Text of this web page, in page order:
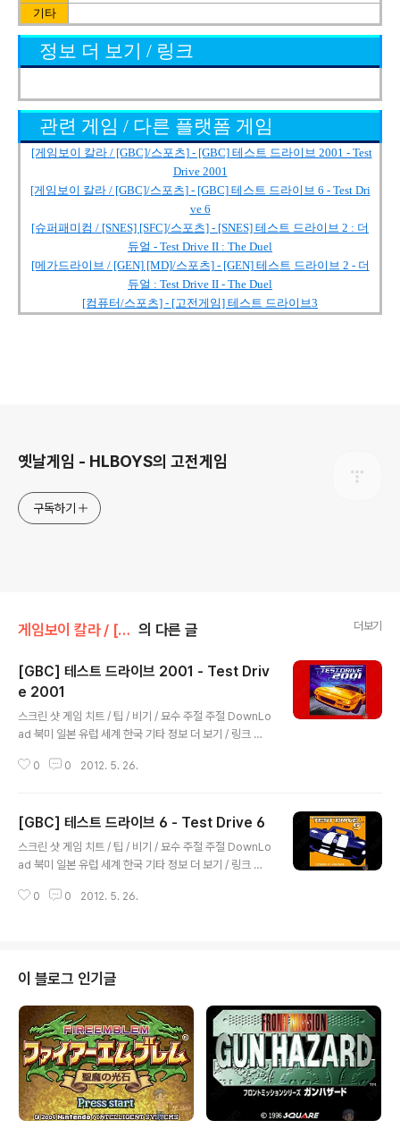
기타
정보 더 보기 / 링크
관련 게임 / 다른 플랫폼 게임
[게임보이 칼라 / [GBC]/스포츠] - [GBC] 테스트 드라이브 2001 - Test
Drive 2001
[게임보이 칼라 / [GBC]/스포츠] - [GBC] 테스트 드라이브 6 - Test Dri
ve 6
[슈퍼패미컴 / [SNES] [SFC]/스포츠] - [SNES] 테스트 드라이브 2 : 더
듀얼 - Test Drive II : The Duel
[메가드라이브 / [GEN] [MD]/스포츠] - [GEN] 테스트 드라이브 2 - 더
듀얼 : Test Drive II - The Duel
[컴퓨터/스포츠] - [고전게임] 테스트 드라이브3
옛날게임 - HLBOYS의 고전게임
구독하기
게임보이 칼라 / [GBC]/스포츠 의 다른 글 더보기
[GBC] 테스트 드라이브 2001 - Test Driv
e 2001
스크린 샷 게임 치트 / 팁 / 비기 / 묘수 주절 주절 DownLo
ad 북미 일본 유럽 세계 한국 기타 정보 더 보기 / 링크 관
츠] - [GBC] 테스트 드라이브 6 - Test Drive 6 [슈퍼패
브 / [GEN] [MD]/스포츠] - [GEN] 테스트 드라이브 2 -
더 듀얼 : Test Drive II - The Duel [컴퓨터/스포츠] -
[고전게임] 테스트 드라이브3
0 0 2012. 5. 26.
[GBC] 테스트 드라이브 6 - Test Drive 6
스크린 샷 게임 치트 / 팁 / 비기 / 묘수 주절 주절 DownLo
ad 북미 일본 유럽 세계 한국 기타 정보 더 보기 / 링크 관
스포츠] - [SNES] 테스트 드라이브 2 : 더 듀얼 - Test D
브3
0 0 2012. 5. 26.
이 블로그 인기글